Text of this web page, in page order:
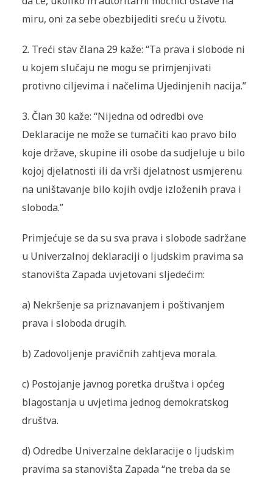
miru, oni za sebe obezbijediti sreću u životu.
2. Treći stav člana 29 kaže: “Ta prava i slobode ni
u kojem slučaju ne mogu se primjenjivati
protivno ciljevima i načelima Ujedinjenih nacija.”
3. Član 30 kaže: “Nijedna od odredbi ove
Deklaracije ne može se tumačiti kao pravo bilo
koje države, skupine ili osobe da sudjeluje u bilo
kojoj djelatnosti ili da vrši djelatnost usmjerenu
na uništavanje bilo kojih ovdje izloženih prava i
sloboda.”
Primjećuje se da su sva prava i slobode sadržane
u Univerzalnoj deklaraciji o ljudskim pravima sa
stanovišta Zapada uvjetovani sljedećim:
a) Nekršenje sa priznavanjem i poštivanjem
prava i sloboda drugih.
b) Zadovoljenje pravičnih zahtjeva morala.
c) Postojanje javnog poretka društva i općeg
blagostanja u uvjetima jednog demokratskog
društva.
d) Odredbe Univerzalne deklaracije o ljudskim
pravima sa stanovišta Zapada “ne treba da se